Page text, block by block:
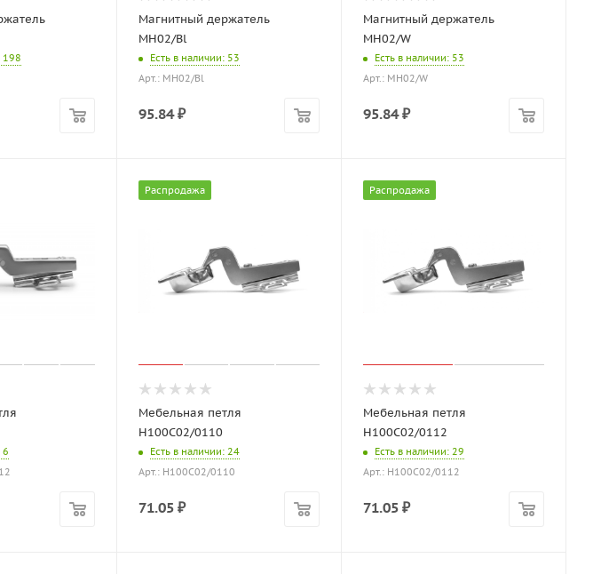
198
Магнитный держатель
MH02/Bl
Есть в наличии: 53
Арт.: MH02/Bl
95.84₽
Магнитный держатель
MH02/W
Есть в наличии: 53
Арт.: MH02/W
95.84₽
6
Распродажа
Мебельная петля
H100C02/0110
Есть в наличии: 24
Арт.: H100C02/0110
71.05 ₽
Распродажа
Мебельная петля
H100C02/0112
Есть в наличии: 29
Арт.: H100C02/0112
71.05 ₽